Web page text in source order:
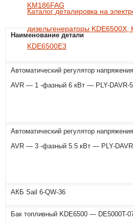
KM186FAG
Каталог деталировка на
дизельгенераторы KDE6500X,
KDE6500E3
Наименование детали
Автоматический регулятор напряжения
AVR — 1 -фазный 6 кВт — PLY-DAVR-
Автоматический регулятор напряжения
AVR — 3 -фазный 5.5 кВт — PLY-
АКБ Sail 6-QW-36
Бак топливный KDE6500 — DE5000T-